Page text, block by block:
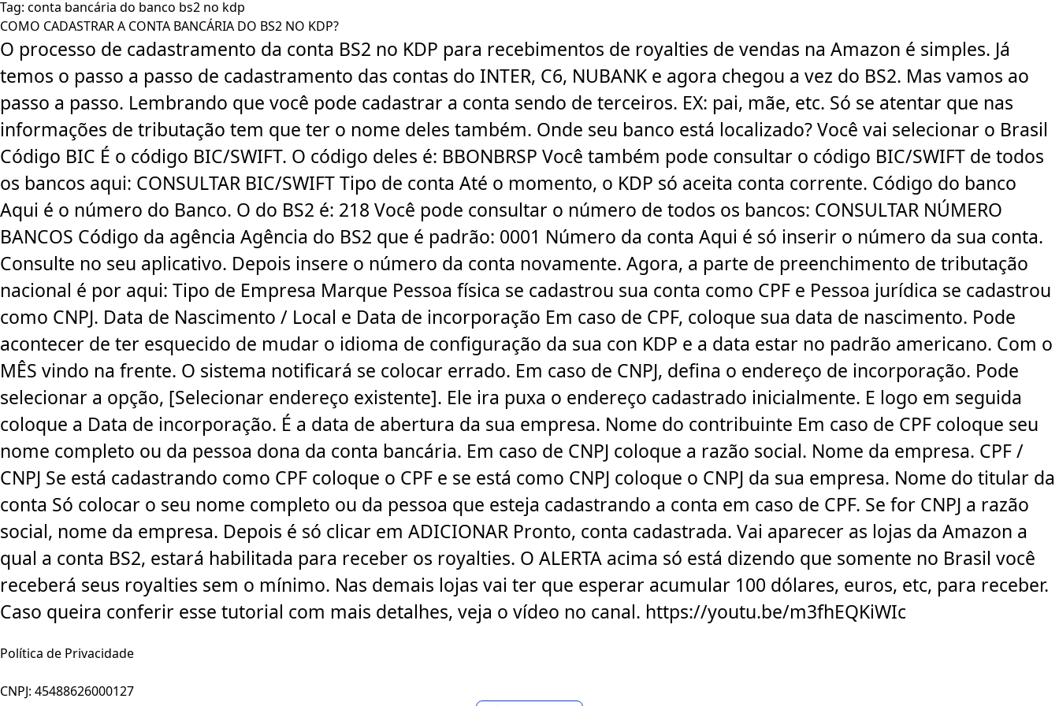
Tag: conta bancária do banco bs2 no kdp
COMO CADASTRAR A CONTA BANCÁRIA DO BS2 NO KDP?
O processo de cadastramento da conta BS2 no KDP para recebimentos de royalties de vendas na Amazon é simples. Já
temos o passo a passo de cadastramento das contas do INTER, C6, NUBANK e agora chegou a vez do BS2. Mas vamos ao
passo a passo. Lembrando que você pode cadastrar a conta sendo de terceiros. EX: pai, mãe, etc. Só se atentar que nas
informações de tributação tem que ter o nome deles também. Onde seu banco está localizado? Você vai selecionar o Brasil
Código BIC É o código BIC/SWIFT. O código deles é: BBONBRSP Você também pode consultar o código BIC/SWIFT de todos
os bancos aqui: CONSULTAR BIC/SWIFT Tipo de conta Até o momento, o KDP só aceita conta corrente. Código do banco
Aqui é o número do Banco. O do BS2 é: 218 Você pode consultar o número de todos os bancos: CONSULTAR NÚMERO
BANCOS Código da agência Agência do BS2 que é padrão: 0001 Número da conta Aqui é só inserir o número da sua conta.
Consulte no seu aplicativo. Depois insere o número da conta novamente. Agora, a parte de preenchimento de tributação
nacional é por aqui: Tipo de Empresa Marque Pessoa física se cadastrou sua conta como CPF e Pessoa jurídica se cadastrou
como CNPJ. Data de Nascimento / Local e Data de incorporação Em caso de CPF, coloque sua data de nascimento. Pode
acontecer de ter esquecido de mudar o idioma de configuração da sua con KDP e a data estar no padrão americano. Com o
MÊS vindo na frente. O sistema notificará se colocar errado. Em caso de CNPJ, defina o endereço de incorporação. Pode
selecionar a opção, [Selecionar endereço existente]. Ele ira puxa o endereço cadastrado inicialmente. E logo em seguida
coloque a Data de incorporação. É a data de abertura da sua empresa. Nome do contribuinte Em caso de CPF coloque seu
nome completo ou da pessoa dona da conta bancária. Em caso de CNPJ coloque a razão social. Nome da empresa. CPF /
CNPJ Se está cadastrando como CPF coloque o CPF e se está como CNPJ coloque o CNPJ da sua empresa. Nome do titular da
conta Só colocar o seu nome completo ou da pessoa que esteja cadastrando a conta em caso de CPF. Se for CNPJ a razão
social, nome da empresa. Depois é só clicar em ADICIONAR Pronto, conta cadastrada. Vai aparecer as lojas da Amazon a
qual a conta BS2, estará habilitada para receber os royalties. O ALERTA acima só está dizendo que somente no Brasil você
receberá seus royalties sem o mínimo. Nas demais lojas vai ter que esperar acumular 100 dólares, euros, etc, para receber.
Caso queira conferir esse tutorial com mais detalhes, veja o vídeo no canal. https://youtu.be/m3fhEQKiWIc
Política de Privacidade
CNPJ: 45488626000127